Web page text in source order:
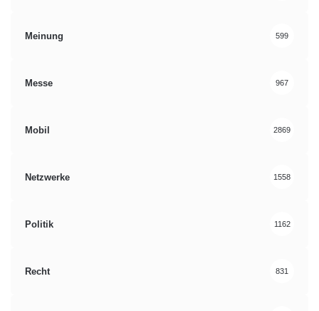
Meinung 599
Messe 967
Mobil 2869
Netzwerke 1558
Politik 1162
Recht 831